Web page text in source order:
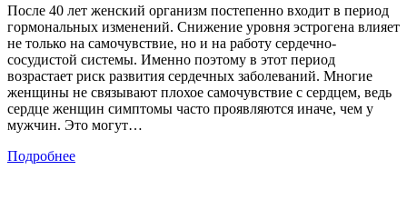
После 40 лет женский организм постепенно входит в период
гормональных изменений. Снижение уровня эстрогена влияет
не только на самочувствие, но и на работу сердечно-
сосудистой системы. Именно поэтому в этот период
возрастает риск развития сердечных заболеваний. Многие
женщины не связывают плохое самочувствие с сердцем, ведь
сердце женщин симптомы часто проявляются иначе, чем у
мужчин. Это могут…
Подробнее